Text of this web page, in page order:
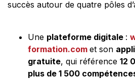
succès autour de quatre pôles
Une plateforme digitale :
formation.com et son
gratuite, qui référence 12
plus de 1 500